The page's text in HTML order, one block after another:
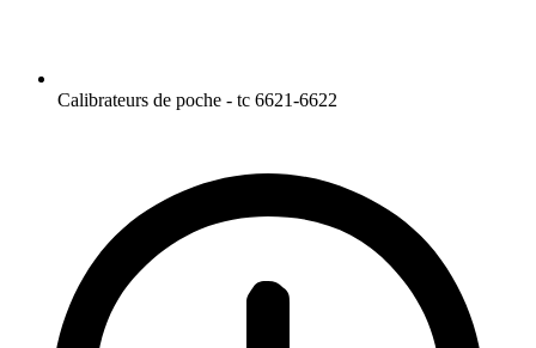
Calibrateurs de poche - tc 6621-6622